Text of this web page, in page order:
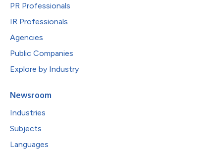
PR Professionals
IR Professionals
Agencies
Public Companies
Explore by Industry
Newsroom
Industries
Subjects
Languages